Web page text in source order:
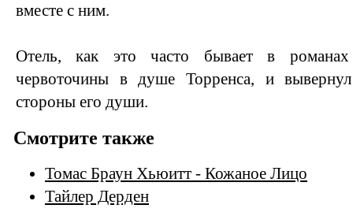
вместе с ним.
Отель, как это часто бывает в
червоточины в душе Торренса, и
стороны его души.
Смотрите также
Томас Браун Хьюитт - Кожаное Лицо
Тайлер Дерден